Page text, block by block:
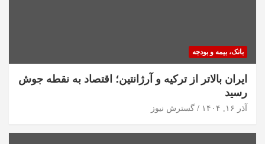
بانک، بیمه و بودجه
ایران بالاتر از ترکیه و آرژانتین؛ اقتصاد به نقطه جوش
رسید
آذر ۱۶, ۱۴۰۴ گسترش نیوز